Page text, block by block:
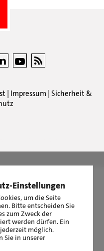
| Impressum | Sicherheit &
Einstellungen
um die Seite
Bitte entscheiden Sie
zum Zweck der
werden dürfen. Ein
möglich.
Sie in unserer